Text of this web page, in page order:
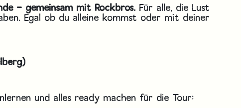
– gemeinsam mit Rockbros. Für alle, die Lust
Egal ob du alleine kommst oder mit deiner
und alles ready machen für die Tour: